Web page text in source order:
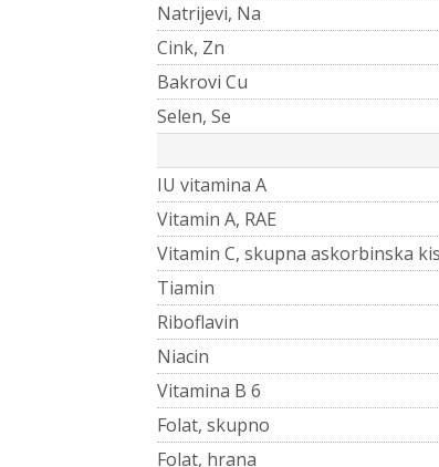
Natrijevi, Na
Cink, Zn
Bakrovi Cu
Selen, Se
IU vitamina A
Vitamin A, RAE
Vitamin C, skupna askorbinska
Tiamin
Riboflavin
Niacin
Vitamina B 6
Folat, skupno
Folat, hrana